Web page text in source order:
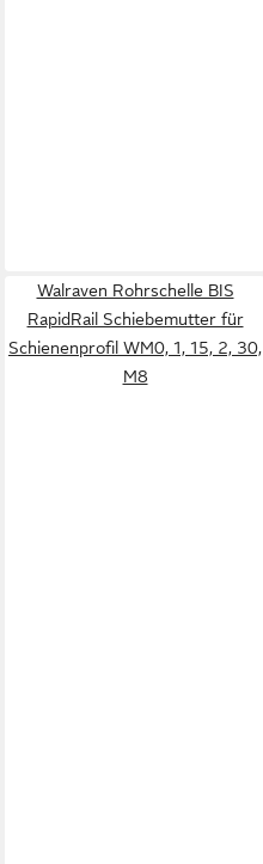
Walraven Rohrschelle BIS
RapidRail Schiebemutter für
Schienenprofil WM0, 1, 15, 2, 30,
M8